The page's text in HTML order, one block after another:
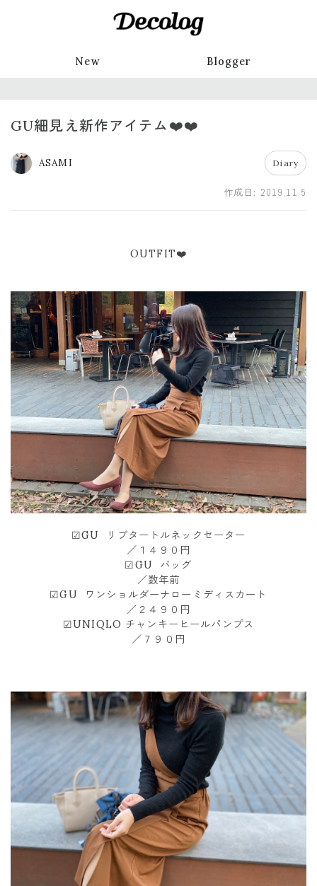
New Blogger
GU細見え新作アイテム❤️❤️
ASAMI Diary
作成日: 2019.11.5
OUTFIT❤️
☑︎GU リブタートルネックセーター
／１４９０円
☑︎GU バッグ
／数年前
☑︎GU ワンショルダーナローミディスカート
／２４９０円
☑︎UNIQLO チャンキーヒールパンプス
／７９０円